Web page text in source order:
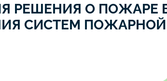
РЕШЕНИЯ О ПОЖАРЕ
СИСТЕМ ПОЖАРНОЙ